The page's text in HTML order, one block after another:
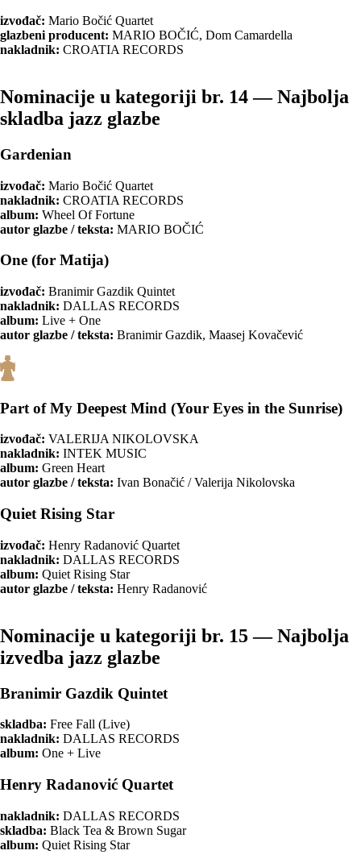
izvođač: Mario Bočić Quartet
glazbeni producent: MARIO BOČIĆ, Dom Camardella
nakladnik: CROATIA RECORDS
Nominacije u kategoriji br. 14 — Najbolja
skladba jazz glazbe
Gardenian
izvođač: Mario Bočić Quartet
nakladnik: CROATIA RECORDS
album: Wheel Of Fortune
autor glazbe / teksta: MARIO BOČIĆ
One (for Matija)
izvođač: Branimir Gazdik Quintet
nakladnik: DALLAS RECORDS
album: Live + One
autor glazbe / teksta: Branimir Gazdik, Maasej Kovačević
Part of My Deepest Mind (Your Eyes in the Sunrise)
izvođač: VALERIJA NIKOLOVSKA
nakladnik: INTEK MUSIC
album: Green Heart
autor glazbe / teksta: Ivan Bonačić / Valerija Nikolovska
Quiet Rising Star
izvođač: Henry Radanović Quartet
nakladnik: DALLAS RECORDS
album: Quiet Rising Star
autor glazbe / teksta: Henry Radanović
Nominacije u kategoriji br. 15 — Najbolja
izvedba jazz glazbe
Branimir Gazdik Quintet
skladba: Free Fall (Live)
nakladnik: DALLAS RECORDS
album: One + Live
Henry Radanović Quartet
nakladnik: DALLAS RECORDS
skladba: Black Tea & Brown Sugar
album: Quiet Rising Star